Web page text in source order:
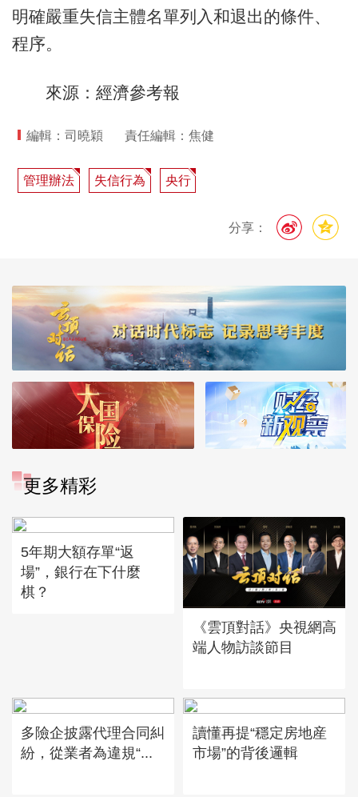
明確嚴重失信主體名單列入和退出的條件、
程序。
來源：經濟參考報
編輯：司曉穎 責任編輯：焦健
管理辦法 失信行為 央行
分享：
更多精彩
5年期大額存單“返
場”，銀行在下什麼
棋？
《雲頂對話》央視網高
端人物訪談節目
多險企披露代理合同糾
紛，從業者為違規“...
讀懂再提“穩定房地産
市場”的背後邏輯